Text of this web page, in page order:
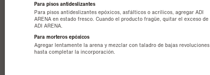
Para pisos antideslizantes
Para pisos antideslizantes epóxicos, asfálticos o acrílicos, agregar ADI
ARENA en estado fresco. Cuando el producto fragüe, quitar el exceso de
ADI ARENA.
Para morteros epóxicos
Agregar lentamente la arena y mezclar con taladro de bajas revoluciones
hasta completar la incorporación.